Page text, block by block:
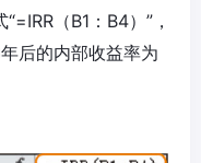
（B1：B4）”，
后的内部收益率为